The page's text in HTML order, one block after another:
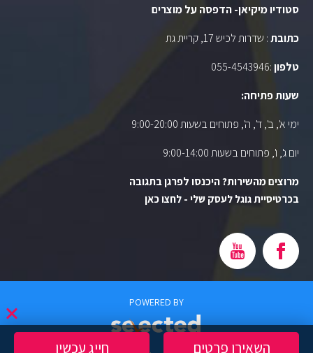
השאירו פרטים חייג עכשיו
סטודיו מיקיאן- הדפסה על מוצרים
כתובת: שדרות לכיש 17, קריית גת
טלפון:
055-4543946
שעות פתיחה:
ימי א', ב', ד', ה', פתוחים בשעות 9:00-20:00
יום ג', ו', פתוחים בשעות 9:00-14:00
מרוצים מהשירות? היכנסו לפרגן בתגובה
בכרטיסיית גוגל לעסק שלי - לחצו כאן
POWERED BY